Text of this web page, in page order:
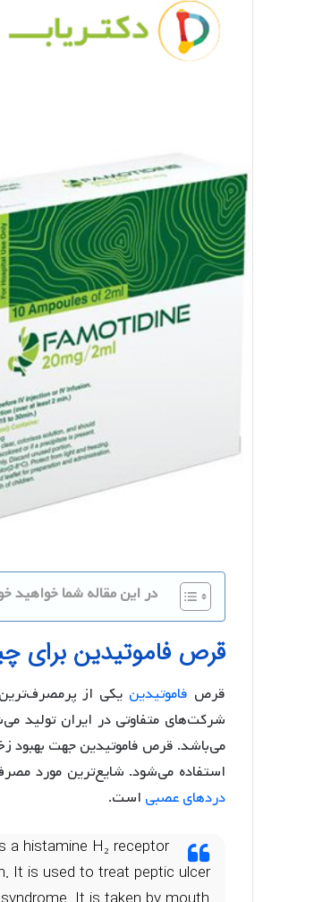
در این مقاله شما خواهید
قرص فاموتیدین برای
قرص فاموتیدین یکی از پرمصرف‌‎ترین
شرکت‌های متفاوتی در ایران تولید
می‌باشد. قرص فاموتیدین جهت بهبود
استفاده می‌شود. شایع‌ترین مورد
دردهای عصبی است.
a histamine H₂ receptor
It is used to treat peptic ulcer